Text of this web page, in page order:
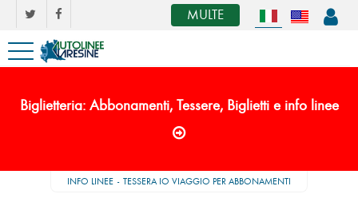
MULTE
Biglietteria: Abbonamenti, Tessere, Biglietti e info linee
INFO LINEE TESSERA IO VIAGGIO PER ABBONAMENTI